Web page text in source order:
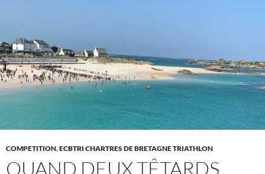
COMPETITION,ECBTRI CHARTRES DE BRETAGNE TRIATHLON
QUAND DEUX TÊTARDS